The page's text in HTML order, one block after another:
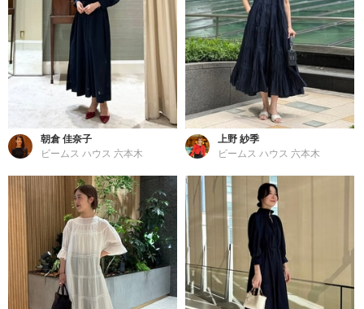
朝倉 佳奈子
ビームス ハウス 六本木
上野 紗季
ビームス ハウス 六本木